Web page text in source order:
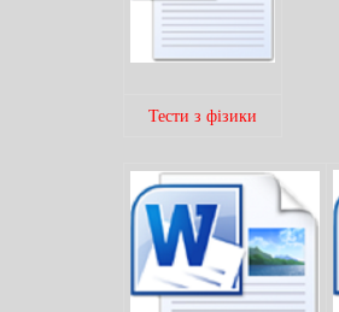
Тести з фізики